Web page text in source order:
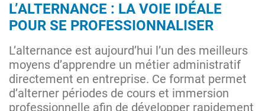
L’ALTERNANCE : LA VOIE IDÉALE
POUR SE PROFESSIONNALISER
L’alternance est aujourd’hui l’un des meilleurs
moyens d’apprendre un métier administratif
directement en entreprise. Ce format permet
d’alterner périodes de cours et immersion
professionnelle afin de développer rapidement